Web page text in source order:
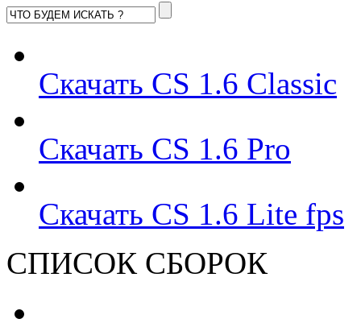
Скачать CS 1.6 Classic
Скачать CS 1.6 Pro
Скачать CS 1.6 Lite fps
СПИСОК СБОРОК